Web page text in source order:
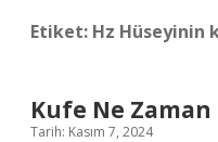
Etiket: Hz Hüseyinin
Kufe Ne
Tarih: Kasım 7, 2024